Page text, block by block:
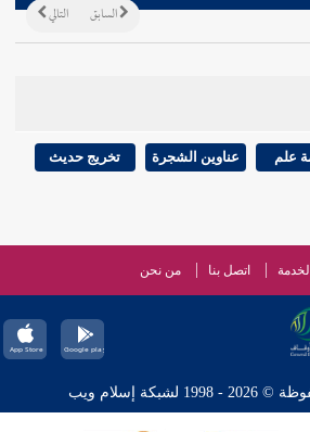
التالي السابق
علم عناوين الشجرة تخريج حديث
اتصل بنا من نحن
إسلام ويب